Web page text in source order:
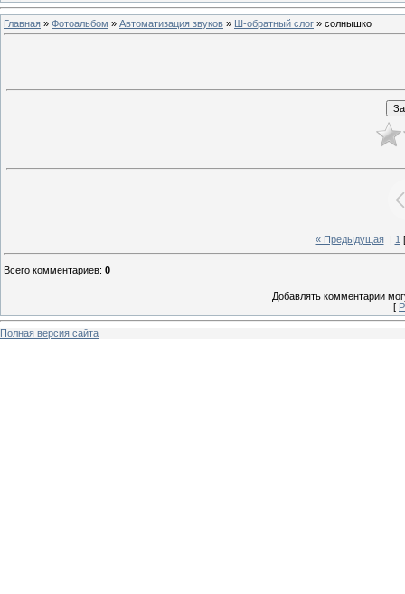
Главная » Фотоальбом » Автоматизация звуков » Ш-обратный слог » солнышко
« Предыдущая| 1 [
Всего комментариев: 0
Добавлять комментарии
[
Полная версия сайта